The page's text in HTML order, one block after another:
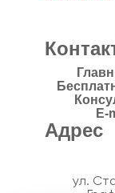
E-
Адрес
ул.